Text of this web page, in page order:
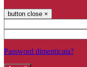
button close ×
Password dimenticata?